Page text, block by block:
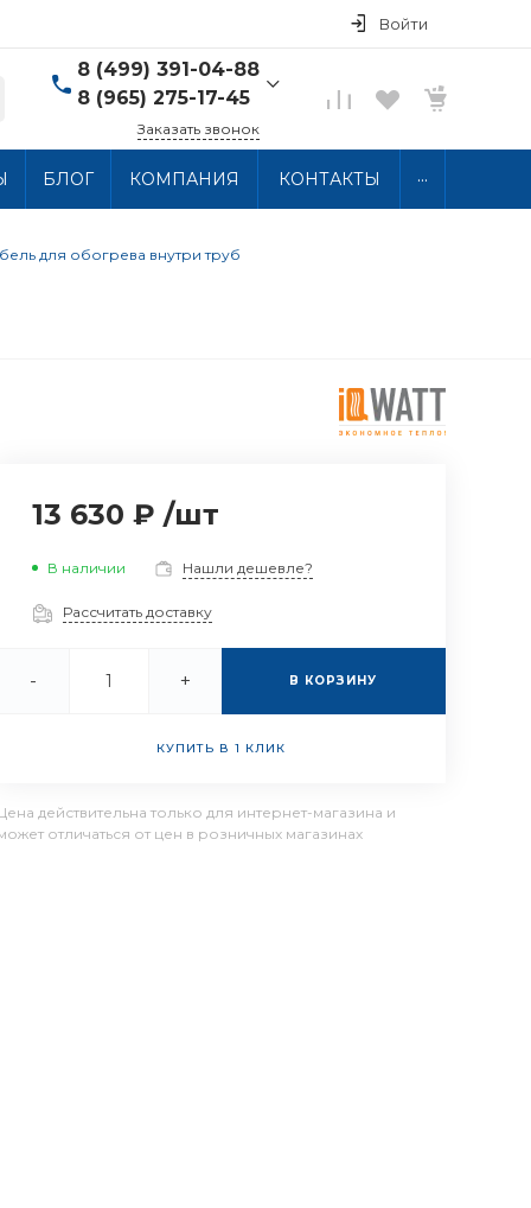
Войти
8 (499) 391-04-88
8 (965) 275-17-45
8 (499) 391-04-88
Хлобыстова 15, 2 этаж
Вс: Выходной
Заказать звонок
БЛОГ КОМПАНИЯ КОНТАКТЫ ...
для обогрева внутри труб
13 630 ₽/шт
В наличии Нашли дешевле?
Рассчитать доставку
- + В КОРЗИНУ
КУПИТЬ В 1 КЛИК
действительна только для интернет-магазина и
отличаться от цен в розничных магазинах